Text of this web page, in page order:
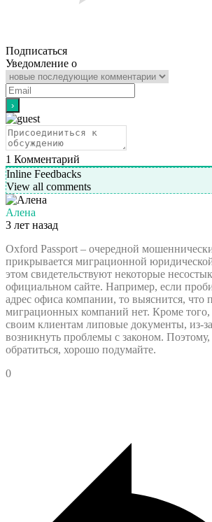
Подписаться
Уведомление о
1 Комментарий
Inline Feedbacks
View all comments
Алена
3 лет назад
Oxford Passport – очередной
прикрывается миграционной
этом свидетельствуют некоторые
официальном сайте. Например, если
адрес офиса компании, то выяснится, что
миграционных компаний нет. Кроме того,
своим клиентам липовые документы, из-
возникнуть проблемы с законом.
обратиться, хорошо подумайте.
0